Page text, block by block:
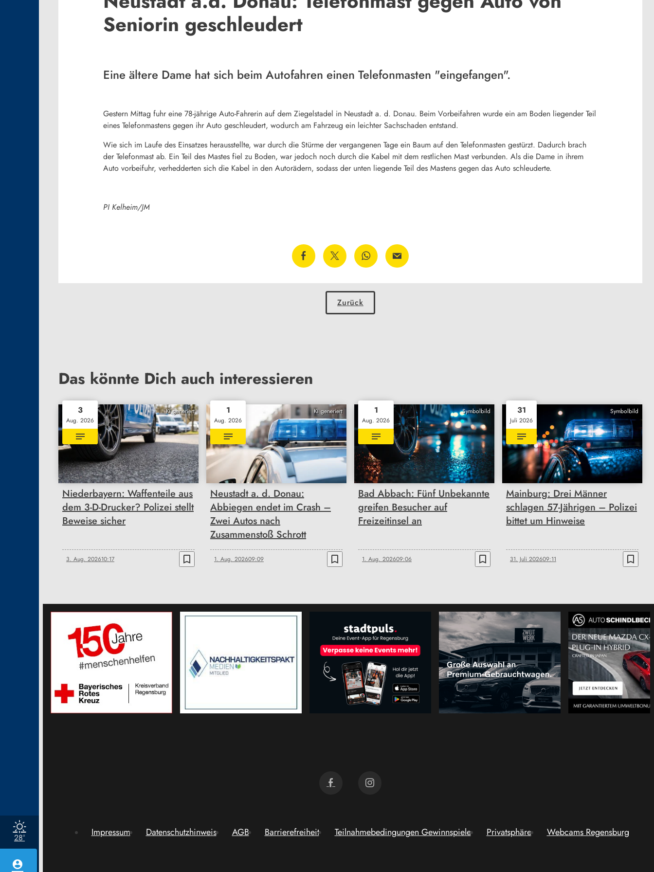
account_circle
28°
Seniorin geschleudert
Eine ältere Dame hat sich beim Autofahren einen Telefonmasten "eingefangen".
Gestern Mittag fuhr eine 78-jährige Auto-Fahrerin auf dem Ziegelstadel in Neustadt a. d. Donau. Beim Vorbeifahren wurde ein am Boden liegender Teil
eines Telefonmastens gegen ihr Auto geschleudert, wodurch am Fahrzeug ein leichter Sachschaden entstand.
Wie sich im Laufe des Einsatzes herausstellte, war durch die Stürme der vergangenen Tage ein Baum auf den Telefonmasten gestürzt. Dadurch brach
der Telefonmast ab. Ein Teil des Mastes fiel zu Boden, war jedoch noch durch die Kabel mit dem restlichen Mast verbunden. Als die Dame in ihrem
Auto vorbeifuhr, verhedderten sich die Kabel in den Autorädern, sodass der unten liegende Teil des Mastens gegen das Auto schleuderte.
PI Kelheim/JM
Zurück
Das könnte Dich auch interessieren
KI generiert
3
Aug. 2026
Niederbayern: Waffenteile aus
dem 3-D-Drucker? Polizei stellt
Beweise sicher
3. Aug. 202610:17 bookmark_border
KI generiert
1
Aug. 2026
Neustadt a. d. Donau:
Abbiegen endet im Crash –
Zwei Autos nach
Zusammenstoß Schrott
1. Aug. 202609:09 bookmark_border
Symbolbild
1
Aug. 2026
Bad Abbach: Fünf Unbekannte
greifen Besucher auf
Freizeitinsel an
1. Aug. 202609:06 bookmark_border
Symbolbild
31
Juli 2026
Mainburg: Drei Männer
schlagen 57-Jährigen – Polizei
bittet um Hinweise
31. Juli 202609:11 bookmark_border
Impressum Datenschutzhinweis AGB Barrierefreiheit Teilnahmebedingungen Gewinnspiele Privatsphäre Webcams Regensburg